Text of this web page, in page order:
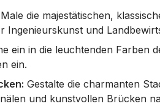
Male die majestätischen,
Ingenieurskunst und
ein in die leuchtenden Farben
ein.
Gestalte die charmanten
und kunstvollen Brücken